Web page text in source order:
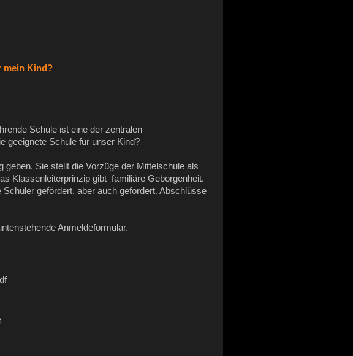
mein Kind?
Schule ist eine der zentralen
geeignete Schule für unser Kind?
geben. Sie stellt die Vorzüge der Mittelschule als
Klassenleiterprinzip gibt familiäre Geborgenheit.
gefördert, aber auch gefordert. Abschlüsse
Anmeldeformular.